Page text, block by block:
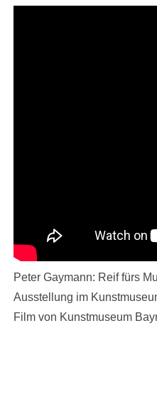
Peter Gaymann: Reif fürs
Ausstellung im
Film von Kunstmuseum